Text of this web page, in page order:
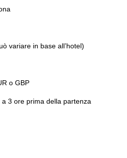
variare in base all’hotel)
o GBP
3 ore prima della partenza